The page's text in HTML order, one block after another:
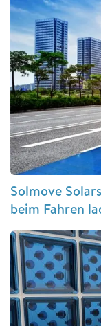
Solmove
beim Fahren